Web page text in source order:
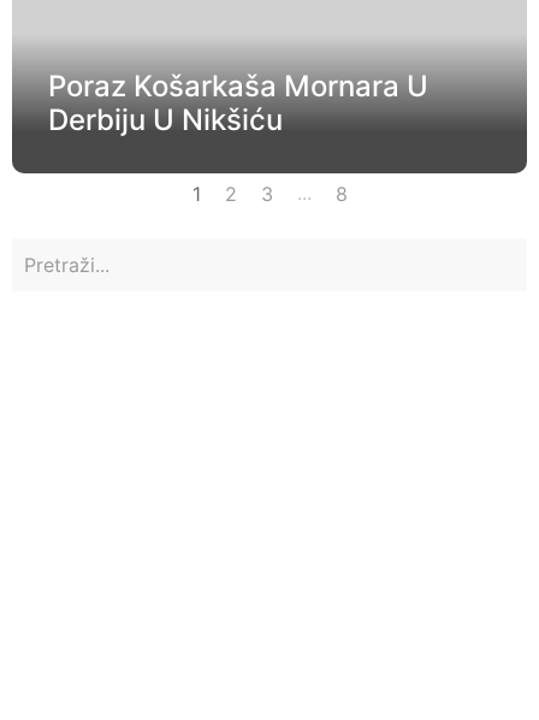
Poraz Košarkaša Mornara U
Derbiju U Nikšiću
1 2 3 ... 8